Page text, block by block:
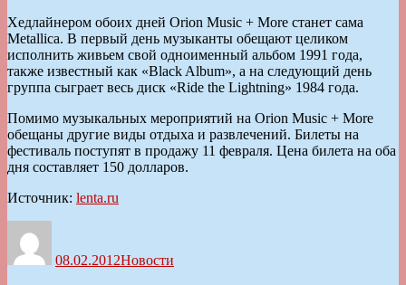
Хедлайнером обоих дней Orion Music + More станет сама
Metallica. В первый день музыканты обещают целиком
исполнить живьем свой одноименный альбом 1991 года,
также известный как «Black Album», а на следующий день
группа сыграет весь диск «Ride the Lightning» 1984 года.
Помимо музыкальных мероприятий на Orion Music + More
обещаны другие виды отдыха и развлечений. Билеты на
фестиваль поступят в продажу 11 февраля. Цена билета на оба
дня составляет 150 долларов.
Источник: lenta.ru
08.02.2012Новости